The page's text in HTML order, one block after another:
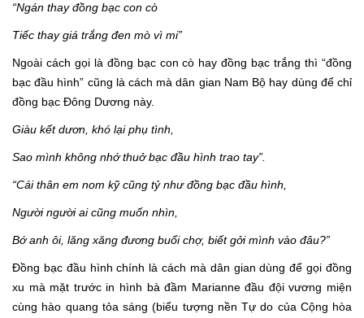
“Ngán thay đồng bạc con cò
Tiếc thay giá trắng đen mò vì mi”
Ngoài cách gọi là đồng bạc con cò hay đồng bạc trắng thì “đồng
bạc đầu hình” cũng là cách mà dân gian Nam Bộ hay dùng để chỉ
đồng bạc Đông Dương này.
Giàu kết dươn, khó lại phụ tình,
Sao mình không nhớ thuở bạc đầu hình trao tay”.
“Cái thân em nom kỹ cũng tỷ như đồng bạc đầu hình,
Người người ai cũng muốn nhìn,
Bớ anh ôi, lăng xăng đương buổi chợ, biết gởi mình vào đâu?”
Đồng bạc đầu hình chính là cách mà dân gian dùng để gọi đồng
xu mà mặt trước in hình bà đầm Marianne đầu đội vương miện
cùng hào quang tỏa sáng (biểu tượng nền Tự do của Cộng hòa